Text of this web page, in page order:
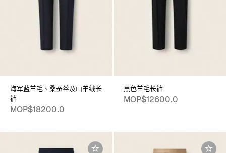
海军蓝羊毛、桑蚕丝及山羊绒长
裤
MOP$18200.0
黑色羊毛长裤
MOP$12600.0